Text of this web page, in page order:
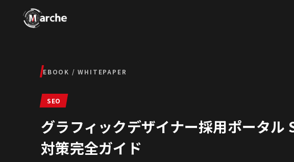
EBOOK / WHITEPAPER
SEO
グラフィックデザイナー採用ポータル
対策完全ガイド